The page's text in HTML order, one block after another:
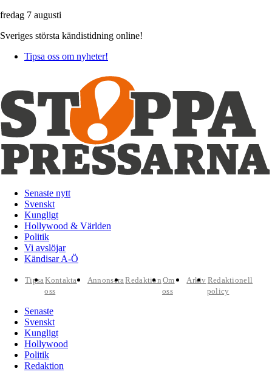
fredag 7 augusti
Sveriges största kändistidning online!
Tipsa oss om nyheter!
Senaste nytt
Svenskt
Kungligt
Hollywood & Världen
Politik
Vi avslöjar
Kändisar A-Ö
TipsaKontakta
oss
AnnonseraRedaktion Om
oss
Arkiv Redaktionell
policy
Senaste
Svenskt
Kungligt
Hollywood
Politik
Redaktion